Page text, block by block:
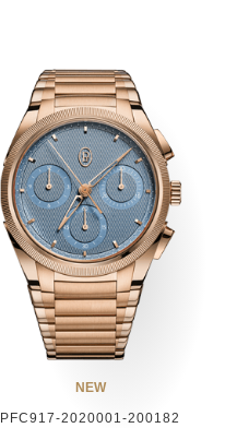
NEW
PFC917-2020001-200182